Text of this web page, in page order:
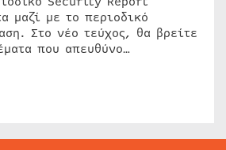
μαζί με το περιοδικό
Στο νέο τεύχος, θα βρείτε
που απευθύνο…